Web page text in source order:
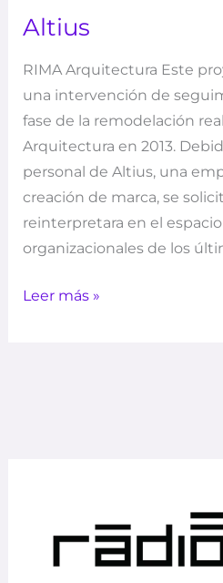
Altius
RIMA Arquitectura Este
una intervención de
fase de la remodelación
Arquitectura en 2013.
personal de Altius, una
creación de marca, se
reinterpretara en el
organizacionales de los
Leer más »